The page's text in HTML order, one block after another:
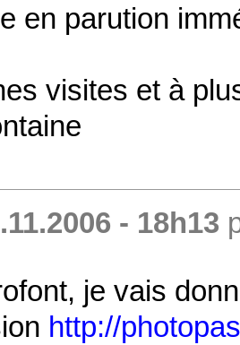
en parution
visites et à
- 18h13
je vais
http://